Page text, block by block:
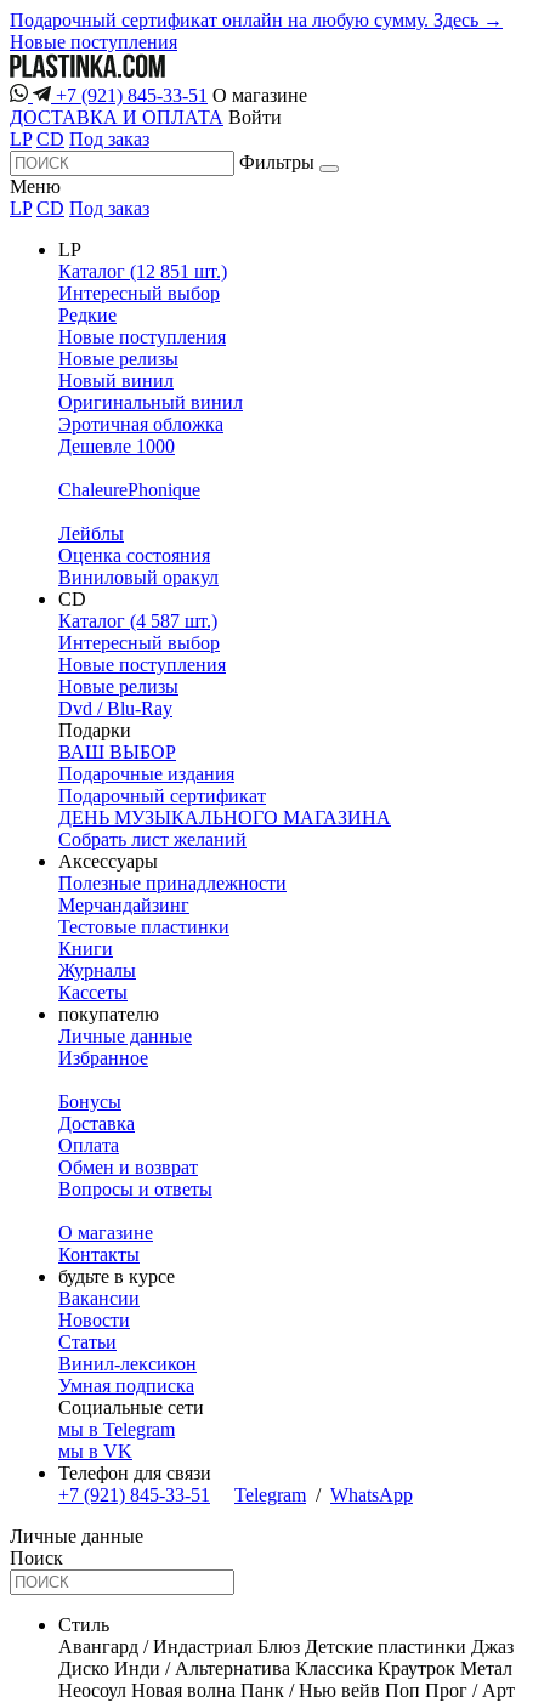
Подарочный сертификат онлайн на любую сумму. Здесь →
Новые поступления
+7 (921) 845-33-51 О магазине
ДОСТАВКА И ОПЛАТА Войти
LP CD Под заказ
Фильтры
Меню
LP CD Под заказ
LP
Каталог (12 851 шт.)
Интересный выбор
Редкие
Новые поступления
Новые релизы
Новый винил
Оригинальный винил
Эротичная обложка
Дешевле 1000
ChaleurePhonique
Лейблы
Оценка состояния
Виниловый оракул
CD
Каталог (4 587 шт.)
Интересный выбор
Новые поступления
Новые релизы
Dvd / Blu-Ray
Подарки
ВАШ ВЫБОР
Подарочные издания
Подарочный сертификат
ДЕНЬ МУЗЫКАЛЬНОГО МАГАЗИНА
Собрать лист желаний
Аксессуары
Полезные принадлежности
Мерчандайзинг
Тестовые пластинки
Книги
Журналы
Кассеты
покупателю
Личные данные
Избранное
Бонусы
Доставка
Оплата
Обмен и возврат
Вопросы и ответы
О магазине
Контакты
будьте в курсе
Вакансии
Новости
Статьи
Винил-лексикон
Умная подписка
Социальные сети
мы в Telegram
мы в VK
Телефон для связи
+7 (921) 845-33-51
Telegram / WhatsApp
Личные данные
Поиск
Стиль
Авангард / Индастриал Блюз Детские пластинки Джаз
Диско Инди / Альтернатива Классика Краутрок Метал
Неосоул Новая волна Панк / Нью вейв Поп Прог / Арт